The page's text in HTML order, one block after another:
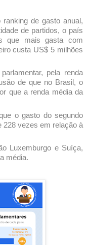
de gasto anual,
de partidos, o país
que mais gasta com
custa US$ 5 milhões
pela renda
de que no Brasil, o
que a renda média da
o gasto do segundo
228 vezes em relação à
Luxemburgo e Suíça,
média.